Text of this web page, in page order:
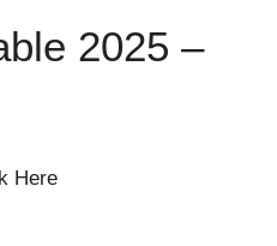
2025 –
Here